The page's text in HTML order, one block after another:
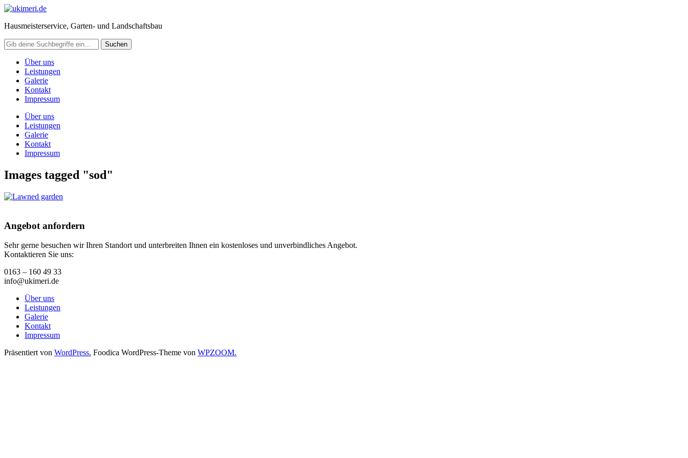
Hausmeisterservice, Garten- und Landschaftsbau
Über uns
Leistungen
Galerie
Kontakt
Impressum
Über uns
Leistungen
Galerie
Kontakt
Impressum
Images tagged "sod"
Angebot anfordern
Sehr gerne besuchen wir Ihren Standort und unterbreiten Ihnen ein kostenloses und unverbindliches Angebot.
Kontaktieren Sie uns:
0163 – 160 49 33
info@ukimeri.de
Über uns
Leistungen
Galerie
Kontakt
Impressum
Präsentiert von WordPress. Foodica WordPress-Theme von WPZOOM.